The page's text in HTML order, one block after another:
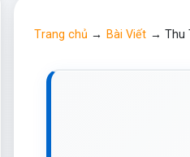
Trang chủ → Bài Viết → Thu